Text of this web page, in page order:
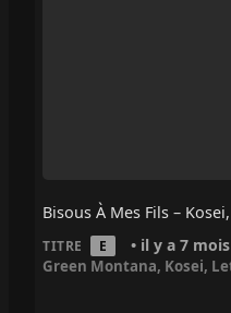
TITRE E • il y a 7 mois
Green Montana, Kosei,